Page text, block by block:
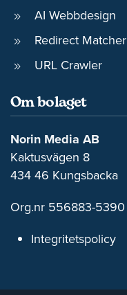
AI Webbdesign
Redirect Matcher
URL Crawler
Om bolaget
Norin Media AB
Kaktusvägen 8
434 46 Kungsbacka
Org.nr 556883-5390
Integritetspolicy